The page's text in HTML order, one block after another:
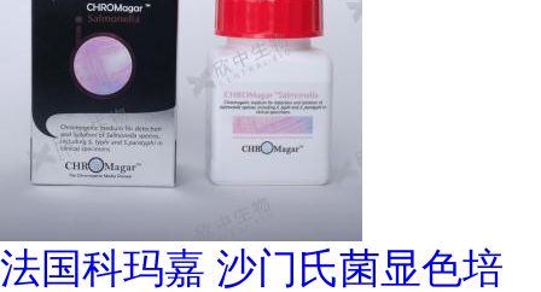
法国科玛嘉 沙门氏菌显色培